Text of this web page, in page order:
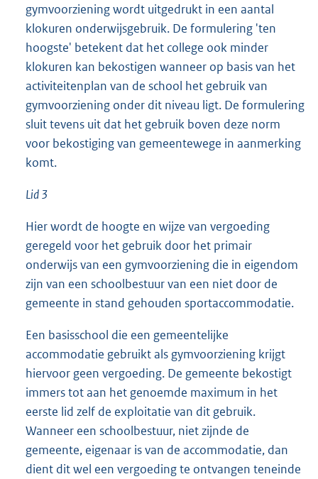
gymvoorziening wordt uitgedrukt in een aantal
klokuren onderwijsgebruik. De formulering 'ten
hoogste' betekent dat het college ook minder
klokuren kan bekostigen wanneer op basis van het
activiteitenplan van de school het gebruik van
gymvoorziening onder dit niveau ligt. De formulering
sluit tevens uit dat het gebruik boven deze norm
voor bekostiging van gemeentewege in aanmerking
komt.
Lid 3
Hier wordt de hoogte en wijze van vergoeding
geregeld voor het gebruik door het primair
onderwijs van een gymvoorziening die in eigendom
zijn van een schoolbestuur van een niet door de
gemeente in stand gehouden sportaccommodatie.
Een basisschool die een gemeentelijke
accommodatie gebruikt als gymvoorziening krijgt
hiervoor geen vergoeding. De gemeente bekostigt
immers tot aan het genoemde maximum in het
eerste lid zelf de exploitatie van dit gebruik.
Wanneer een schoolbestuur, niet zijnde de
gemeente, eigenaar is van de accommodatie, dan
dient dit wel een vergoeding te ontvangen teneinde